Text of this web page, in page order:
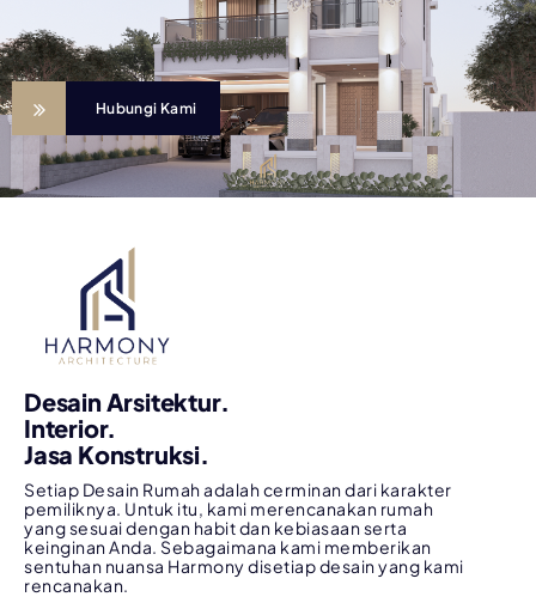
Hubungi Kami
Desain Arsitektur.
Interior.
Jasa Konstruksi.
Setiap Desain Rumah adalah cerminan dari karakter
pemiliknya. Untuk itu, kami merencanakan rumah
yang sesuai dengan habit dan kebiasaan serta
keinginan Anda. Sebagaimana kami memberikan
sentuhan nuansa Harmony disetiap desain yang kami
rencanakan.